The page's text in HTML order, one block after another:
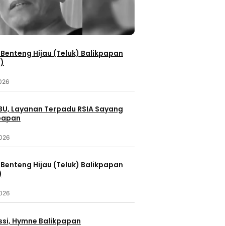
Hijau (Teluk) Balikpapan
Layanan Terpadu RSIA Sayang
Hijau (Teluk) Balikpapan
Hymne Balikpapan